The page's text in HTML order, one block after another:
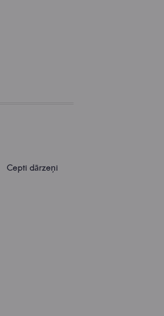
Cepti dārzeņi